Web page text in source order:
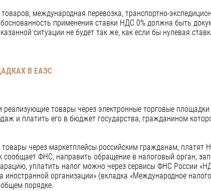
международная перевозка, транспортно-
применения ставки НДС 0% должна быть
ситуации не будет так же, как если бы нулевая
В ЕАЭС
товары через электронные торговые
и платить его в бюджет государства, гражданином
через маркетплейсы российским гражданам, платят
ФНС, направить обращение в налоговый орган,
уплатить налог можно через сервисы ФНС России
организации» (вкладка «Международное
порядке.